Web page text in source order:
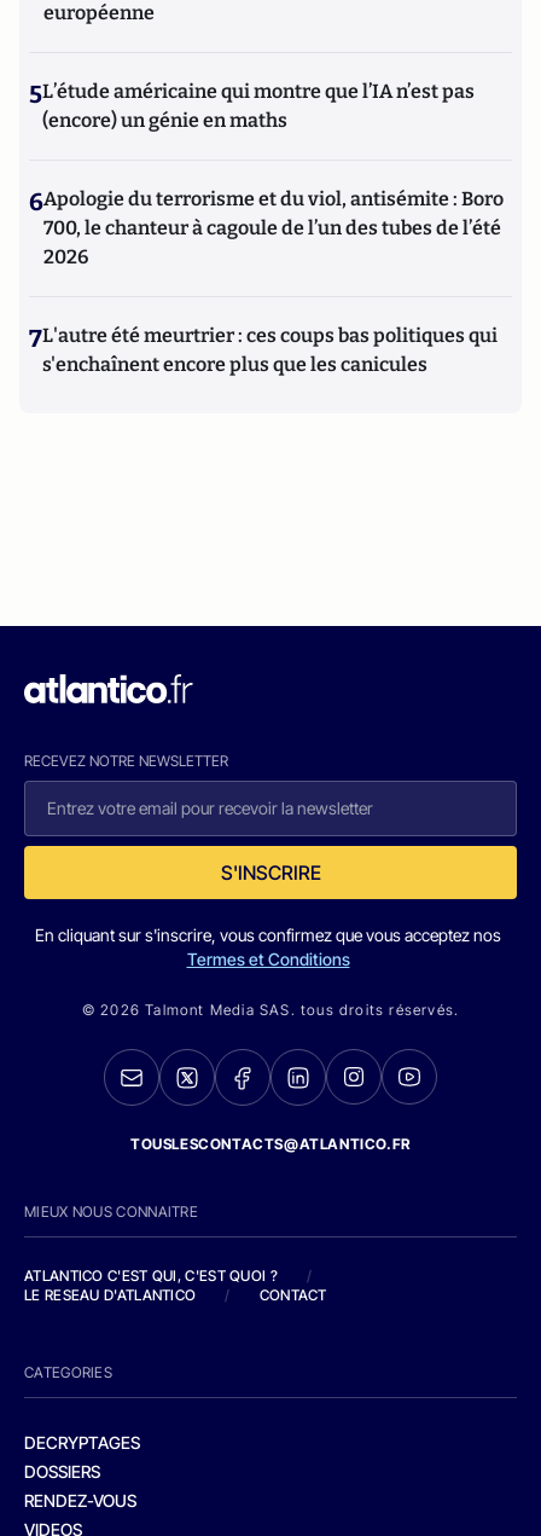
européenne
5L’étude américaine qui montre que l’IA n’est pas
(encore) un génie en maths
6Apologie du terrorisme et du viol, antisémite : Boro
700, le chanteur à cagoule de l’un des tubes de l’été
2026
7L'autre été meurtrier : ces coups bas politiques qui
s'enchaînent encore plus que les canicules
RECEVEZ NOTRE NEWSLETTER
S'INSCRIRE
En cliquant sur s'inscrire, vous confirmez que vous acceptez nos
Termes et Conditions
© 2026 Talmont Media SAS. tous droits réservés.
TOUSLESCONTACTS@ATLANTICO.FR
MIEUX NOUS CONNAITRE
ATLANTICO C'EST QUI, C'EST QUOI ?
/
LE RESEAU D'ATLANTICO
/ CONTACT
CATEGORIES
DECRYPTAGES
DOSSIERS
RENDEZ-VOUS
VIDEOS